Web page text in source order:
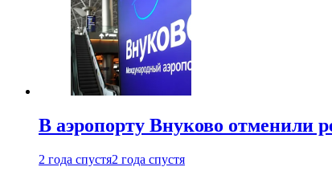
В аэропорту Внуково отменили
2 года спустя2 года спустя